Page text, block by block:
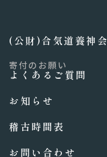
(公財)合気道養神
寄付のお願い
よくあるご質問
お知らせ
稽古時間表
お問い合わせ